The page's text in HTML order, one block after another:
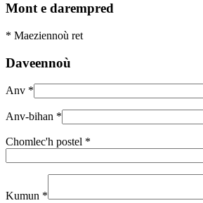
Mont e darempred
* Maeziennoù ret
Daveennoù
Anv *
Anv-bihan *
Chomlec'h postel *
Kumun *